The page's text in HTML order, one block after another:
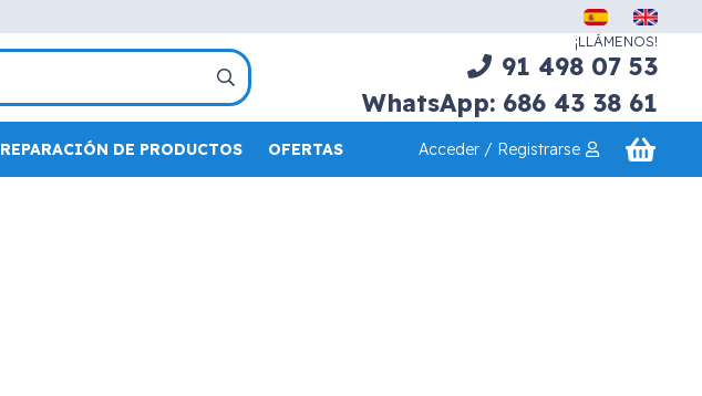
¡LLÁMENOS!
91 498 07 53
WhatsApp: 686 43 38 61
REPARACIÓN DE PRODUCTOS OFERTAS Acceder / Registrarse